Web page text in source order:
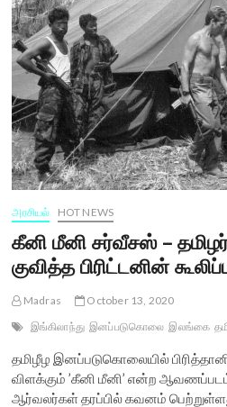
தீர்ப்பு
என்ன
சொல்கிறது?
அரசியல் HOT NEWS
கீனி மீனி சர்வீசஸ் –
குவித்த பிரிட்டனின்
Madras
October 13, 2020
இங்கிலாந்து இனப்படுகொலை இலங்கை
தமிழீழ இனப்படுகொலையில்
விளக்கும் ’கீனி மீனி’ என்ற
ஆர்வலர்கள் தரப்பில் கவனம்